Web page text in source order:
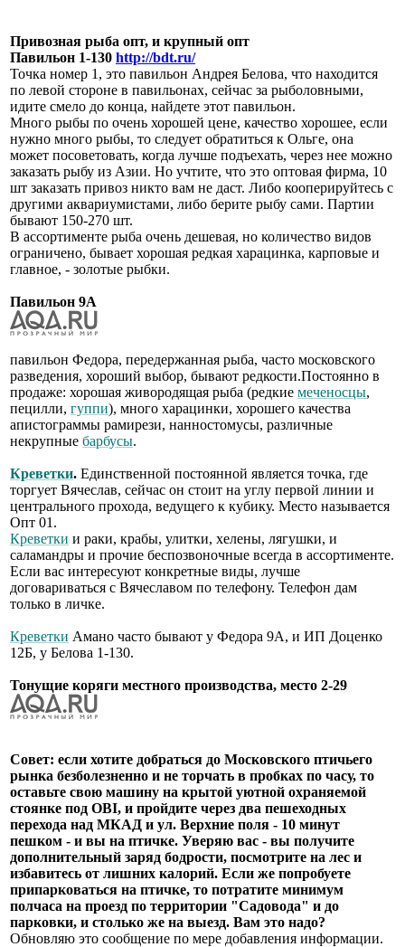
Привозная рыба опт, и крупный опт
Павильон 1-130 http://bdt.ru/
Точка номер 1, это павильон Андрея Белова, что находится
по левой стороне в павильонах, сейчас за рыболовными,
идите смело до конца, найдете этот павильон.
Много рыбы по очень хорошей цене, качество хорошее, если
нужно много рыбы, то следует обратиться к Ольге, она
может посоветовать, когда лучше подъехать, через нее можно
заказать рыбу из Азии. Но учтите, что это оптовая фирма, 10
шт заказать привоз никто вам не даст. Либо кооперируйтесь с
другими аквариумистами, либо берите рыбу сами. Партии
бывают 150-270 шт.
В ассортименте рыба очень дешевая, но количество видов
ограничено, бывает хорошая редкая харацинка, карповые и
главное, - золотые рыбки.
Павильон 9А
павильон Федора, передержанная рыба, часто московского
разведения, хороший выбор, бывают редкости.Постоянно в
продаже: хорошая живородящая рыба (редкие меченосцы,
пецилли, гуппи), много харацинки, хорошего качества
апистограммы рамирези, нанностомусы, различные
некрупные барбусы.
Креветки. Единственной постоянной является точка, где
торгует Вячеслав, сейчас он стоит на углу первой линии и
центрального прохода, ведущего к кубику. Место называется
Опт 01.
Креветки и раки, крабы, улитки, хелены, лягушки, и
саламандры и прочие беспозвоночные всегда в ассортименте.
Если вас интересуют конкретные виды, лучше
договариваться с Вячеславом по телефону. Телефон дам
только в личке.
Креветки Амано часто бывают у Федора 9А, и ИП Доценко
12Б, у Белова 1-130.
Тонущие коряги местного производства, место 2-29
Совет: если хотите добраться до Московского птичьего
рынка безболезненно и не торчать в пробках по часу, то
оставьте свою машину на крытой уютной охраняемой
стоянке под OBI, и пройдите через два пешеходных
перехода над МКАД и ул. Верхние поля - 10 минут
пешком - и вы на птичке. Уверяю вас - вы получите
дополнительный заряд бодрости, посмотрите на лес и
избавитесь от лишних калорий. Если же попробуете
припарковаться на птичке, то потратите минимум
полчаса на проезд по территории "Садовода" и до
парковки, и столько же на выезд. Вам это надо?
Обновляю это сообщение по мере добавления информации.